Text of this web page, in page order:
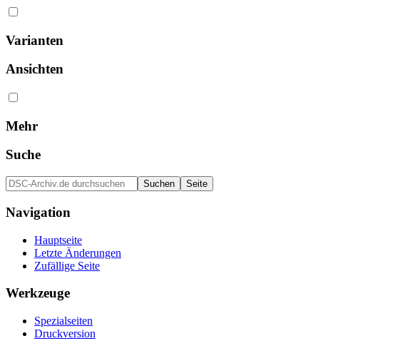
Varianten
Ansichten
Mehr
Suche
Navigation
Hauptseite
Letzte Änderungen
Zufällige Seite
Werkzeuge
Spezialseiten
Druckversion